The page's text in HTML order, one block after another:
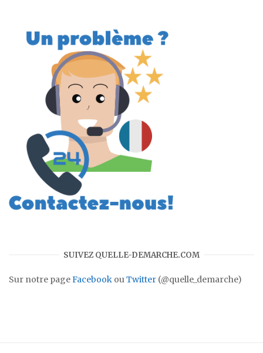
SUIVEZ QUELLE-DEMARCHE.COM
Sur notre pageFacebook ouTwitter (@quelle_demarche)